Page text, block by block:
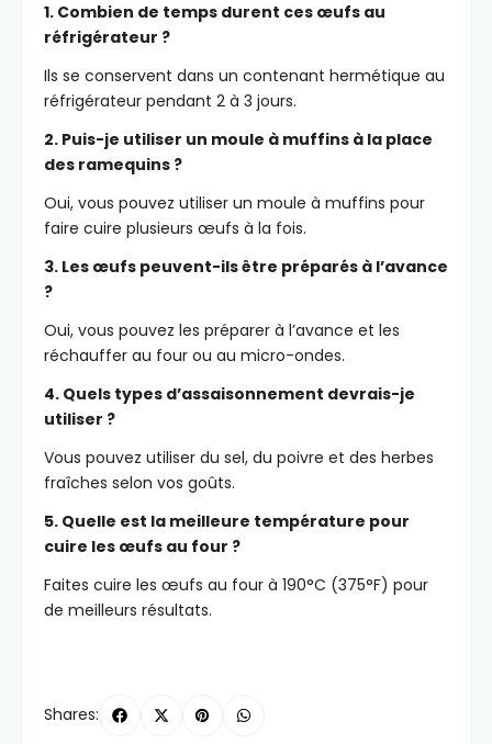
1. Combien de temps durent ces œufs au
réfrigérateur ?
Ils se conservent dans un contenant hermétique au
réfrigérateur pendant 2 à 3 jours.
2. Puis-je utiliser un moule à muffins à la place
des ramequins ?
Oui, vous pouvez utiliser un moule à muffins pour
faire cuire plusieurs œufs à la fois.
3. Les œufs peuvent-ils être préparés à l’avance
?
Oui, vous pouvez les préparer à l’avance et les
réchauffer au four ou au micro-ondes.
4. Quels types d’assaisonnement devrais-je
utiliser ?
Vous pouvez utiliser du sel, du poivre et des herbes
fraîches selon vos goûts.
5. Quelle est la meilleure température pour
cuire les œufs au four ?
Faites cuire les œufs au four à 190°C (375°F) pour
de meilleurs résultats.
Shares: